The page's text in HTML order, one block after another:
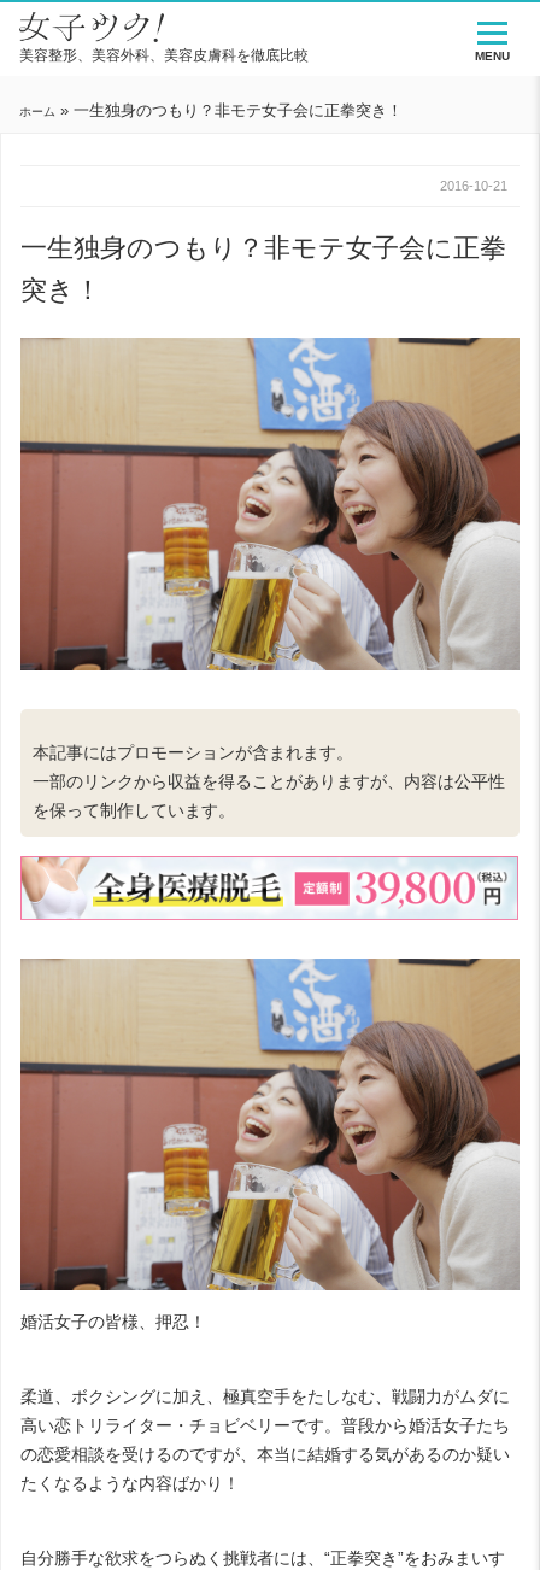
美容整形、美容外科、美容皮膚科を徹底比較
ホーム » 一生独身のつもり？非モテ女子会に正拳突き！
2016-10-21
一生独身のつもり？非モテ女子会に正拳
突き！
本記事にはプロモーションが含まれます。
一部のリンクから収益を得ることがありますが、内容は公平性
を保って制作しています。
婚活女子の皆様、押忍！
柔道、ボクシングに加え、極真空手をたしなむ、戦闘力がムダに
高い恋トリライター・チョビベリーです。普段から婚活女子たち
の恋愛相談を受けるのですが、本当に結婚する気があるのか疑い
たくなるような内容ばかり！
自分勝手な欲求をつらぬく挑戦者には、“正拳突き”をおみまいす
MENU